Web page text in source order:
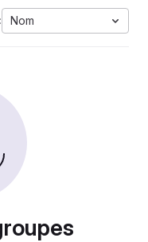
Nom